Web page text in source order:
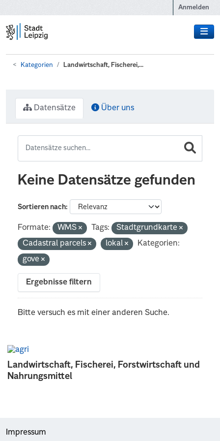
Anmelden
Kategorien Landwirtschaft, Fischerei,...
Landwirtschaft, Fischerei, Forstwirtschaft und
Nahrungsmittel
Datensätze Über uns
Keine Datensätze gefunden
Sortieren nach
Formate: WMS Tags:
Stadtgrundkarte
Cadastral parcels
lokal
Kategorien:
gove
Ergebnisse filtern
Bitte versuch es mit einer anderen Suche.
Impressum